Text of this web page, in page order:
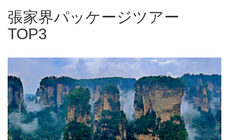
張家界パッケージツアー
TOP3